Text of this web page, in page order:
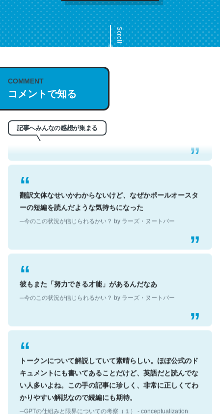
Scroll
COMMENT
コメントで知る
記事へみんなの感想が集まる
これは名文。彼はとてもクレバーなんだろうなと凄く思
─今のこの状況が信じられるかい？ by ラーズ・ヌートバー
翻訳文体なせいかわからないけど、なぜかポールオースタ
ーの短編を読んだような気持ちになった
─今のこの状況が信じられるかい？ by ラーズ・ヌートバー
彼もまた「努力できる才能」があるんだなあ
─今のこの状況が信じられるかい？ by ラーズ・ヌートバー
トークンについて解説していて素晴らしい。ほぼ公式のド
キュメントにも書いてあることだけど、英語だと読んでな
い人多いよね。この手の記事に珍しく、非常に正しくてわ
かりやすい解説なので続編にも期待。
─GPTの仕組みと限界についての考察（１） - conceptualization